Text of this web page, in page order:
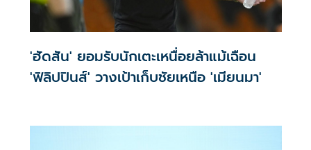
'ฮัดสัน' ยอมรับนักเตะเหนื่อยล้าแม้เฉือน
'ฟิลิปปินส์' วางเป้าเก็บชัยเหนือ 'เมียนมา'